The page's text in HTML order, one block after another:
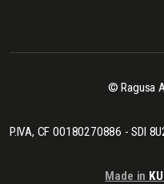
© Ragusa
P.IVA, CF 00180270886 - SDI
Made in